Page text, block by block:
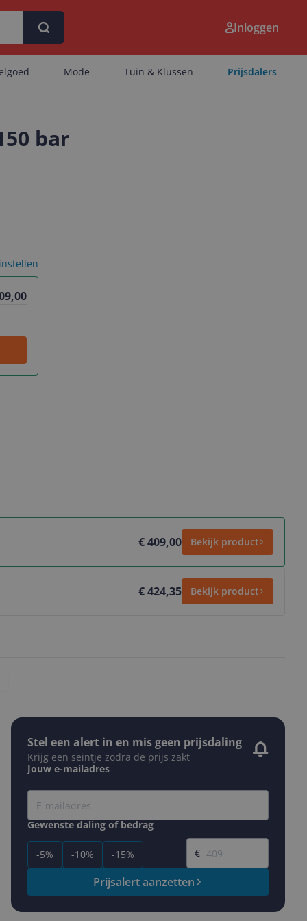
Inloggen
Mode Tuin & Klussen Prijsdalers
bar
€ 409,00 Bekijk product
€ 424,35 Bekijk product
Stel een alert in en mis geen prijsdaling
Krijg een seintje zodra de prijs zakt
Jouw e-mailadres
Gewenste daling of bedrag
-5% -10% -15%
Gewenste prijs
€
Prijsalert aanzetten